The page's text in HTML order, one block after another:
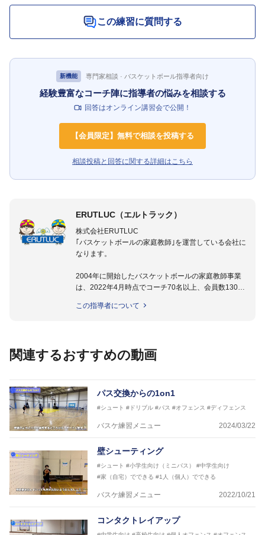
この練習に質問する
新機能 専門家相談 · バスケットボール指導者向け
経験豊富なコーチ陣に指導者の悩みを相談する
回答はオンライン講習会で公開！
【会員限定】無料で相談を投稿する
相談投稿と回答に関する詳細はこちら
ERUTLUC（エルトラック）
株式会社ERUTLUC
｢バスケットボールの家庭教師｣を運営している会社に
なります。
2004年に開始したバスケットボールの家庭教師事業
は、2022年4月時点でコーチ70名以上、会員数1300
指導実績多数・各地講習会なども担当しており、「は
など多くの書籍・DVDも監修しています。
2016年U12ナショナルキャンプヘッドコーチ
2016年U13ナショナルキャンプヘッドコーチ
2016年男子日本代表サポートコーチ
2017年U12ナショナルキャンプヘッドコーチ
2017年U13ナショナルキャンプヘッドコーチ
2017年男子日本代表サポートコーチ
2018年U22日本代表スプリングキャンプアドバイザ
リーコーチ
2018年U12ナショナルキャンプヘッドコーチ
2018年U13ナショナルキャンプヘッドコーチ
2018年～2021年男子日本代表サポートコーチ
この指導者について
関連するおすすめの動画
パス交換からの1on1
#シュート #ドリブル #パス #オフェンス #ディフェンス
バスケ練習メニュー 2024/03/22
壁シューティング
#シュート #小学生向け（ミニバス）
#中学生向け
#家（自宅）でできる #1人（個人）でできる
バスケ練習メニュー 2022/10/21
コンタクトレイアップ